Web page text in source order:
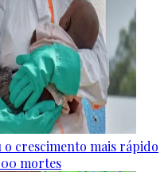
o crescimento mais rápido
mortes